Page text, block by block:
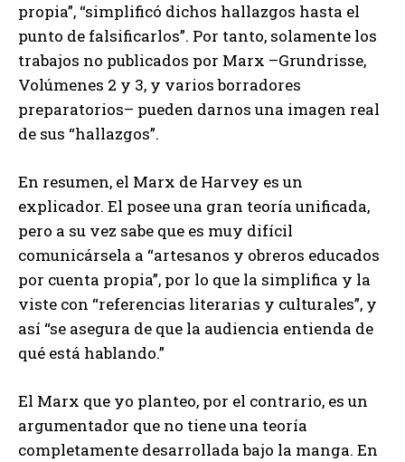
propia”, “simplificó dichos hallazgos hasta el
punto de falsificarlos”. Por tanto, solamente los
trabajos no publicados por Marx –Grundrisse,
Volúmenes 2 y 3, y varios borradores
preparatorios– pueden darnos una imagen real
de sus “hallazgos”.
En resumen, el Marx de Harvey es un
explicador. El posee una gran teoría unificada,
pero a su vez sabe que es muy difícil
comunicársela a “artesanos y obreros educados
por cuenta propia”, por lo que la simplifica y la
viste con “referencias literarias y culturales”, y
así “se asegura de que la audiencia entienda de
qué está hablando.”
El Marx que yo planteo, por el contrario, es un
argumentador que no tiene una teoría
completamente desarrollada bajo la manga. En